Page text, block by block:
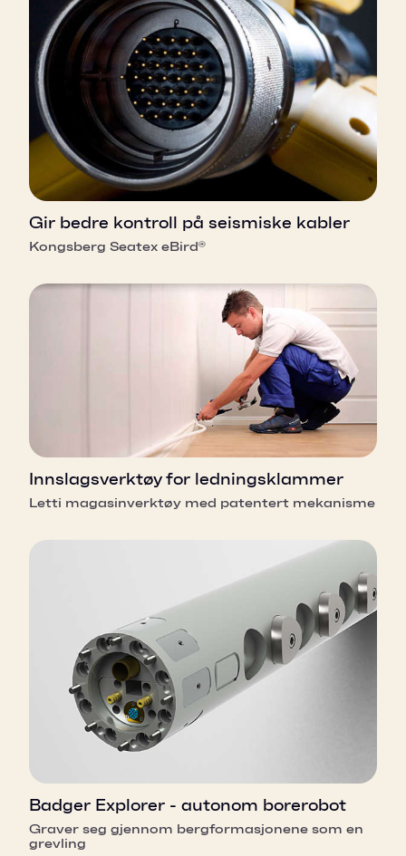
Gir bedre kontroll på seismiske kabler
Kongsberg Seatex eBird®
Innslagsverktøy for ledningsklammer
Letti magasinverktøy med patentert mekanisme
Badger Explorer - autonom borerobot
Graver seg gjennom bergformasjonene som en
grevling